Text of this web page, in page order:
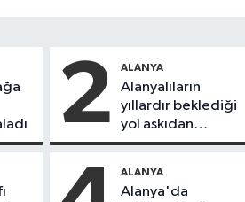
2 ALANYA
Alanyalıların
yıllardır beklediği
yol askıdan
döndü
ALANYA
Alanya'da